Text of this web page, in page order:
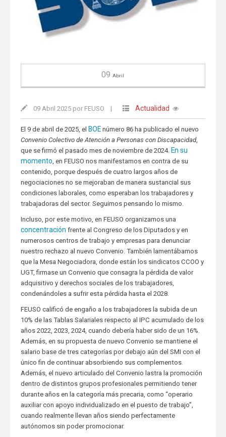
09Abril
09 Abril 2025 por FEUSO | Actualidad
El 9 de abril de 2025, el BOEnúmero 86 ha publicado el nuevo
Convenio Colectivo de Atención a Personas con Discapacidad,
que se firmó el pasado mes de noviembre de 2024. En su
momento , en FEUSO nos manifestamos en contra de su
contenido, porque después de cuatro largos años de
negociaciones no se mejoraban de manera sustancial sus
condiciones laborales, como esperaban los trabajadores y
trabajadoras del sector. Seguimos pensando lo mismo.
Incluso, por este motivo, en FEUSO organizamos una
concentración frente al Congreso de los Diputados y en
numerosos centros de trabajo y empresas para denunciar
nuestro rechazo al nuevo Convenio. También lamentábamos
que la Mesa Negociadora, donde están los sindicatos CCOO y
UGT, firmase un Convenio que consagra la pérdida de valor
adquisitivo y derechos sociales de los trabajadores,
condenándoles a sufrir esta pérdida hasta el 2028.
FEUSO calificó de engaño a los trabajadores la subida de un
10% de las Tablas Salariales respecto al IPC acumulado de los
años 2022, 2023, 2024, cuando debería haber sido de un 16%.
Además, en su propuesta de nuevo Convenio se mantiene el
salario base de tres categorías por debajo aún del SMI con el
único fin de continuar absorbiendo sus complementos.
Además, el nuevo articulado del Convenio lastra la promoción
dentro de distintos grupos profesionales permitiendo tener
durante años en la categoría más precaria, como “operario
auxiliar con apoyo individualizado en el puesto de trabajo”,
cuando realmente llevan años siendo perfectamente
autónomos sin poder promocionar.